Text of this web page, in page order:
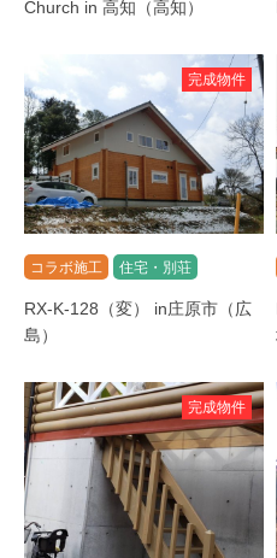
Church in 高知（高知）
完成物件
コラボ施工 住宅・別荘
RX-K-128（変） in庄原市（広
島）
完成物件